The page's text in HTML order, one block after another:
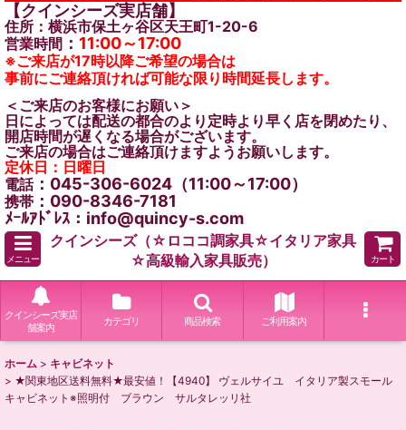
【クインシーズ実店舗】
住所：横浜市保土ヶ谷区天王町1-20-6
営業時間 ： 11:00～17:00
※ご来店が17時以降ご希望の場合は
事前にご連絡頂ければ可能な限り時間延長します。
＜ご来店のお客様にお願い＞
日によっては配送の都合のより定時より早く店を閉めたり、
開店時間が遅くなる場合がございます。
ご来店の場合はご連絡頂けますようお願いします。
定休日：日曜日
電話：045-306-6024（11:00～17:00）
携帯 ：090-8346-7181
ﾒｰﾙｱﾄﾞﾚｽ：info@quincy-s.com
メニュー
クインシーズ（☆ロココ調家具☆イタリア家具
☆高級輸入家具販売）
カート
クインシーズ実店
舗案内
カテゴリ 商品検索 ご利用案内
ホーム > キャビネット
> ★関東地区送料無料★最安値！【4940】 ヴェルサイユ イタリア製スモール
キャビネット※照明付 ブラウン サルタレッリ社